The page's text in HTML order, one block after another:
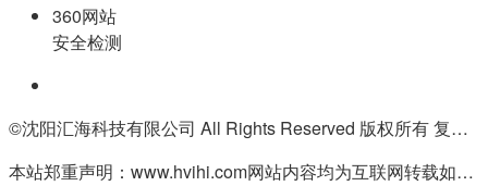
360网站
安全检测
©沈阳汇海科技有限公司 All Rights Reserved 版权所有 复制必究
本站郑重声明：www.hvihi.com网站内容均为互联网转载如有侵权请联系QQ:55506560删除